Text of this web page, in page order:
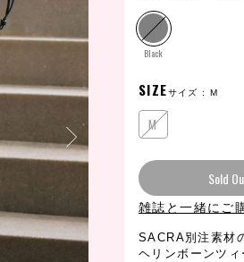
Black
SIZEサイズ :M
M
Sold
雑誌と一緒にご
SACRA別注素材
ヘリンボーンツ